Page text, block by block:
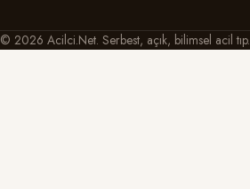
© 2026 Acilci.Net. Serbest, açık, bilimsel acil tıp.